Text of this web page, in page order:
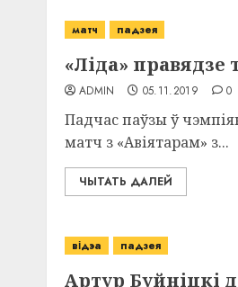
матч падзея
«Ліда» правядзе
ADMIN 05.11.2019 0
Падчас паўзы ў
матч з «Авіятарам» з...
ЧЫТАТЬ ДАЛЕЙ
відэа падзея
Артур Буйніцкі